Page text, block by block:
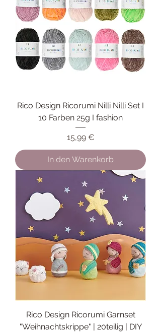
Rico Design Ricorumi Nilli Nilli Set I
10 Farben 25g I fashion
Preis
15,99 €
In den Warenkorb
Rico Design Ricorumi Garnset
"Weihnachtskrippe" | 20teilig | DIY